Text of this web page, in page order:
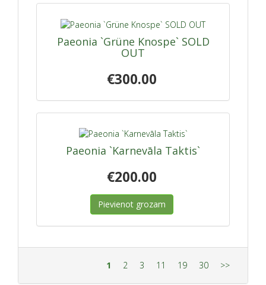
Paeonia `Grüne Knospe` SOLD
OUT
€300.00
Paeonia `Karnevāla Taktis`
€200.00
Pievienot grozam
1 2 3 11 19 30 >>